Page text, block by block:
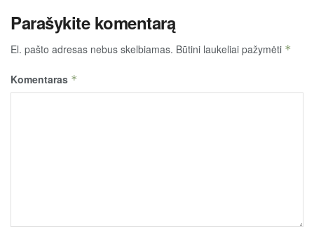
Parašykite komentarą
El. pašto adresas nebus skelbiamas. Būtini laukeliai pažymėti *
Komentaras *